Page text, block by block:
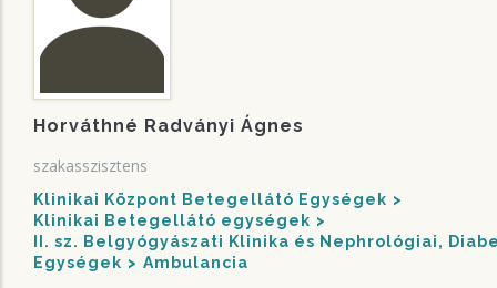
Horváthné Radványi Ágnes
szakasszisztens
Klinikai Központ Betegellátó Egységek
Klinikai Betegellátó egységek
II. sz. Belgyógyászati Klinika és Nephrológiai,
Egységek
Ambulancia